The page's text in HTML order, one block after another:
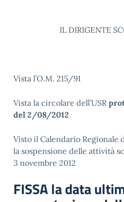
IL DIRIGENTE
Vista l’O.M.
Vista la circolare dell’USR
del 2/08/2012
Visto il Calendario Regionale
la sospensione delle attività
3 novembre 2012
FISSA la data